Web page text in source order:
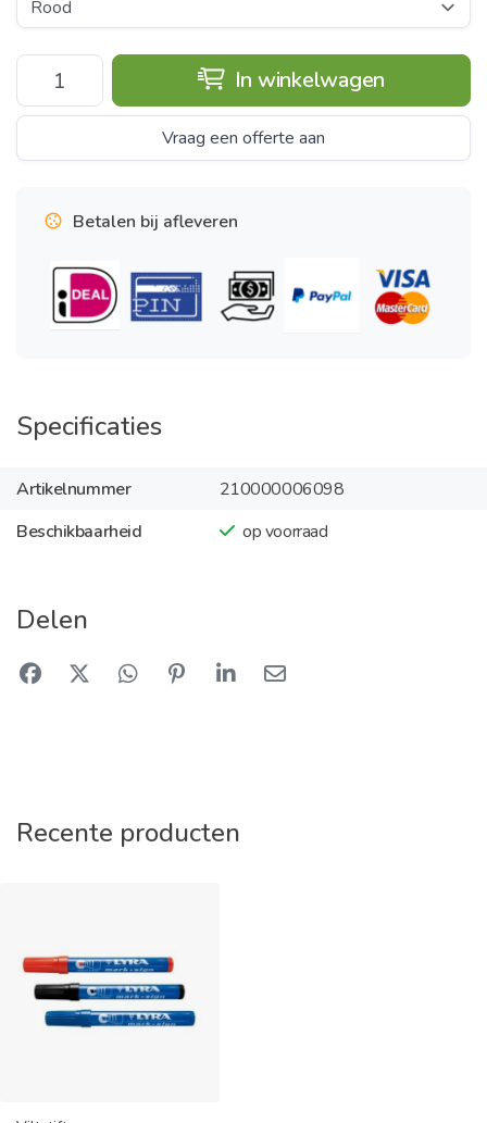
In winkelwagen
Vraag een offerte aan
Betalen bij afleveren
Specificaties
Artikelnummer
210000006098
Beschikbaarheid
op voorraad
Delen
Recente producten